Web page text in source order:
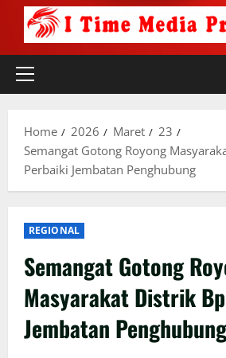
Primary
Home 2026 Maret
23
Semangat Gotong Royong
Perbaiki Jembatan Penghubung
REGIONAL
Semangat Gotong
Masyarakat Distrik
Jembatan Penghubung